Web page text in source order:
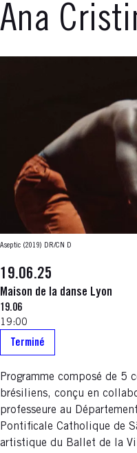
Ana
Aseptic (2019) DR/CN D
19.06.25
Maison de la danse Lyon
19.06
19:00
Terminé
Programme composé de 5
brésiliens, conçu en
professeure au
Pontificale Catholique de
artistique du Ballet de la